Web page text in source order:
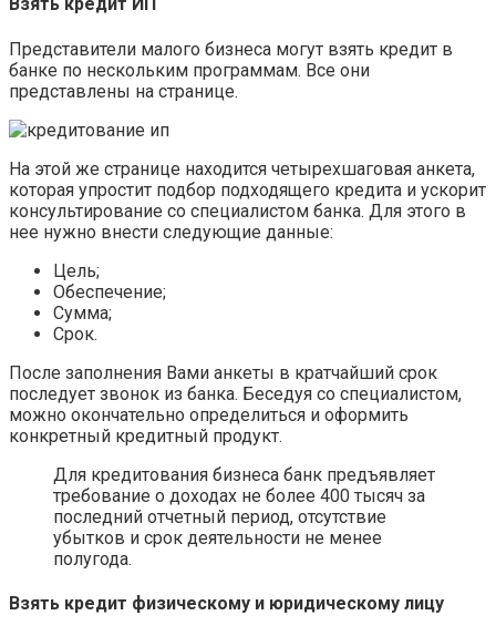
Представители малого бизнеса могут взять кредит в
банке по нескольким программам. Все они
представлены на странице.
На этой же странице находится четырехшаговая анкета,
которая упростит подбор подходящего кредита и ускорит
консультирование со специалистом банка. Для этого в
нее нужно внести следующие данные:
Цель;
Обеспечение;
Сумма;
Срок.
После заполнения Вами анкеты в кратчайший срок
последует звонок из банка. Беседуя со специалистом,
можно окончательно определиться и оформить
конкретный кредитный продукт.
Для кредитования бизнеса банк предъявляет
требование о доходах не более 400 тысяч за
последний отчетный период, отсутствие
убытков и срок деятельности не менее
полугода.
Взять кредит физическому и юридическому лицу